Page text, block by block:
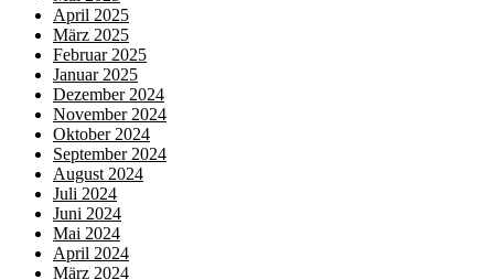
April 2025
März 2025
Februar 2025
Januar 2025
Dezember 2024
November 2024
Oktober 2024
September 2024
August 2024
Juli 2024
Juni 2024
Mai 2024
April 2024
März 2024